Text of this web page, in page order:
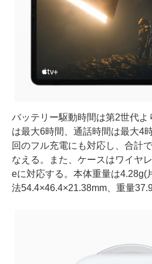
バッテリー駆動時間は第2世代よ
は最大6時間、通話時間は最大4
回のフル充電にも対応し、合計
なえる。また、ケースはワイヤ
eに対応する。本体重量は4.28g(
法54.4×46.4×21.38mm、重量